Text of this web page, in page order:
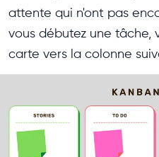
attente qui n'ont pas
vous débutez une tâche,
carte vers la colonne